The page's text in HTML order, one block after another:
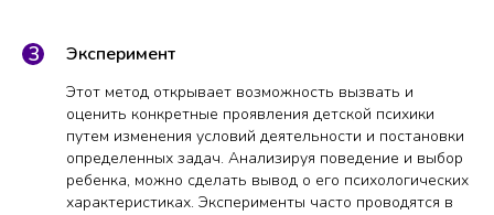
Эксперимент
Этот метод открывает возможность вызвать и
оценить конкретные проявления детской психики
путем изменения условий деятельности и постановки
определенных задач. Анализируя поведение и выбор
ребенка, можно сделать вывод о его психологических
характеристиках. Эксперименты часто проводятся в